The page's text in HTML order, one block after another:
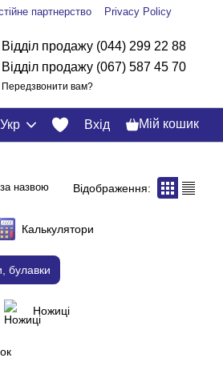
партнерство Privacy Policy
Відділ продажу (044) 299 22 88
Відділ продажу (067) 587 45 70
Передзвонити вам?
Укр Вхід Мій кошик
за назвою Відображення:
Калькулятори
булавки
Ножиці